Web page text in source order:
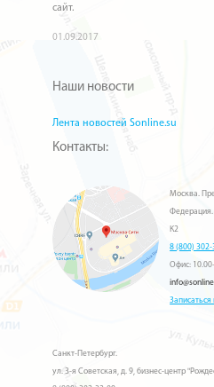
сайт.
01.09.2017
Наши новости
Лента новостей Sonline.su
Контакты:
Москва.
Федерация.
К2
8 (800) 302-
Офис:
Санкт-Петербург.
ул. 3-я Советская, д. 9, бизнес-центр